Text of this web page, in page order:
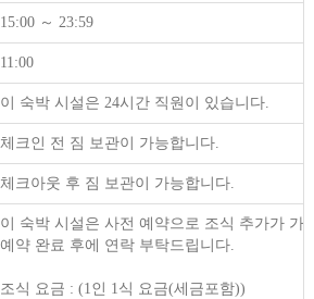
15:00 ～ 23:59
11:00
이 숙박 시설은 24시간 직원이 있습니다.
체크인 전 짐 보관이 가능합니다.
체크아웃 후 짐 보관이 가능합니다.
이 숙박 시설은 사전 예약으로 조식 추가가 가
예약 완료 후에 연락 부탁드립니다.
조식 요금 : (1인 1식 요금(세금포함))